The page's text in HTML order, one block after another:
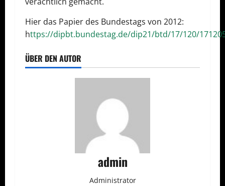
Hier das Papier des Bundestags von 2012:
https://dipbt.bundestag.de/dip21/btd/17/120/
ÜBER DEN AUTOR
admin
Administrator